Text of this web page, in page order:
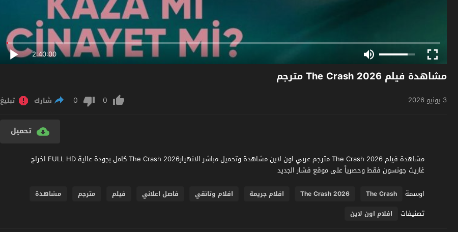
2:40:00
مشاهدة فيلم The Crash 2026 مترجم
3 يونيو 2026 0
0 شارك تبليغ
تحميل
مشاهدة فيلم The Crash 2026 مترجم عربي اون لاين مشاهدة وتحميل مباشر الانهيارThe Crash 2026 كامل بجودة عالية FULL HD اخراج
غاريث جونسون فقط وحصرياً على موقع فشار الجديد
اوسمة
The Crash
The Crash 2026 افلام جريمة افلام وثائقي فاصل اعلاني فيلم مترجم مشاهدة
تصنيفات افلام اون لاين